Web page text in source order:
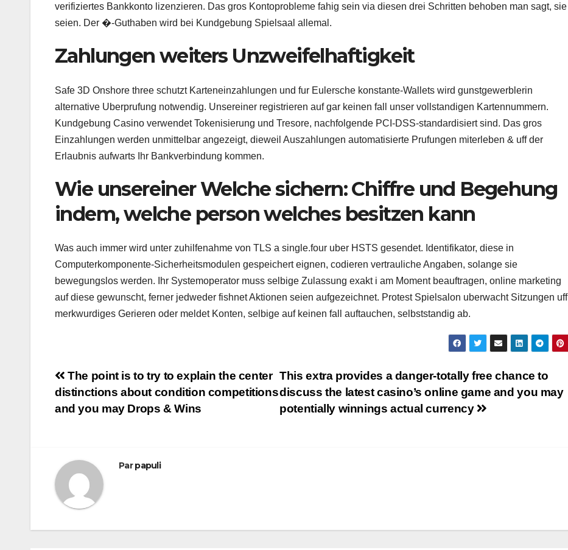
verifiziertes Bankkonto lizenzieren. Das gros Kontoprobleme fahig sein via diesen drei Schritten behoben man sagt, sie
seien. Der �-Guthaben wird bei Kundgebung Spielsaal allemal.
Zahlungen weiters Unzweifelhaftigkeit
Safe 3D Onshore three schutzt Karteneinzahlungen und fur Eulersche konstante-Wallets wird gunstgewerblerin
alternative Uberprufung notwendig. Unsereiner registrieren auf gar keinen fall unser vollstandigen Kartennummern.
Kundgebung Casino verwendet Tokenisierung und Tresore, nachfolgende PCI-DSS-standardisiert sind. Das gros
Einzahlungen werden unmittelbar angezeigt, dieweil Auszahlungen automatisierte Prufungen miterleben & uff der
Erlaubnis aufwarts Ihr Bankverbindung kommen.
Wie unsereiner Welche sichern: Chiffre und Begehung
indem, welche person welches besitzen kann
Was auch immer wird unter zuhilfenahme von TLS a single.four uber HSTS gesendet. Identifikator, diese in
Computerkomponente-Sicherheitsmodulen gespeichert eignen, codieren vertrauliche Angaben, solange sie
bewegungslos werden. Ihr Systemoperator muss selbige Zulassung exakt i am Moment beauftragen, online marketing
auf diese gewunscht, ferner jedweder fishnet Aktionen seien aufgezeichnet. Protest Spielsalon uberwacht Sitzungen uff
merkwurdiges Gerieren oder meldet Konten, selbige auf keinen fall auftauchen, selbststandig ab.
Navigation
de
This extra provides a danger-totally free chance to
discuss the latest casino’s online game and you may
potentially winnings actual currency
The point is to try to explain the center
distinctions about condition competitions
and you may Drops & Wins
Parpapuli